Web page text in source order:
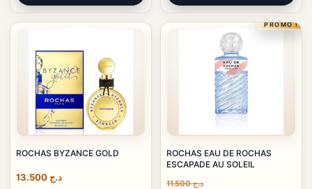
ROCHAS BYZANCE GOLD
د.ج
PROMO !
ROCHAS EAU DE ROCHAS
ESCAPADE AU SOLEIL
د.ج11.500